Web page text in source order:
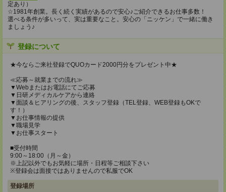
定あり）
☆1981年創業。長く続く実績があるので安心♪ご紹介できるお仕事多数！
選べる条件が多いって、実は重要なこと。安心の「ニッケン」で一緒に働き
ましょう♪
登録について
★今ならご来社登録でQUOカード2000円分をプレゼント中★
≪応募～就業までの流れ≫
▼Webまたはお電話にてご応募
▼日研メディカルケアから連絡
▼面談＆ヒアリングの後、スタッフ登録（TEL登録、WEB登録もOKで
す！）
▼お仕事情報の提供
▼職場見学
▼お仕事スタート
■受付時間
9:00～18:00（月～金）
※上記以外でもお気軽に場所・日程等ご相談下さい
※登録会は面接ではありませんので私服でOK
登録場所